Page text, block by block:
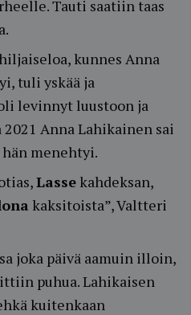
Tauti saatiin taas
kunnes Anna
tuli yskää ja
levinnyt luustoon ja
Anna Lahikainen sai
menehtyi.
Lasse kahdeksan,
kaksitoista”, Valtteri
joka päivä aamuin illoin,
puhua. Lahikaisen
kuitenkaan